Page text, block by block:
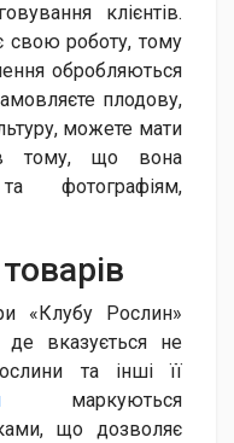
клієнтів.
свою роботу, тому
обробляються
плодову,
можете мати
в тому, що вона
фотографіям,
«Клубу Рослин»
де вказується не
та інші її
маркуються
що дозволяє